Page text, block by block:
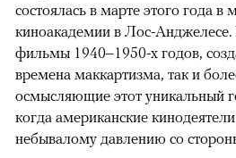
состоялась в марте этого года
киноакадемии в Лос-
фильмы 1940–1950-х годов,
времена маккартизма, так и
осмысляющие этот уникальный
когда американские
небывалому давлению со